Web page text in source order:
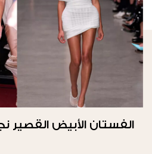
الفستان الأبيض القصير